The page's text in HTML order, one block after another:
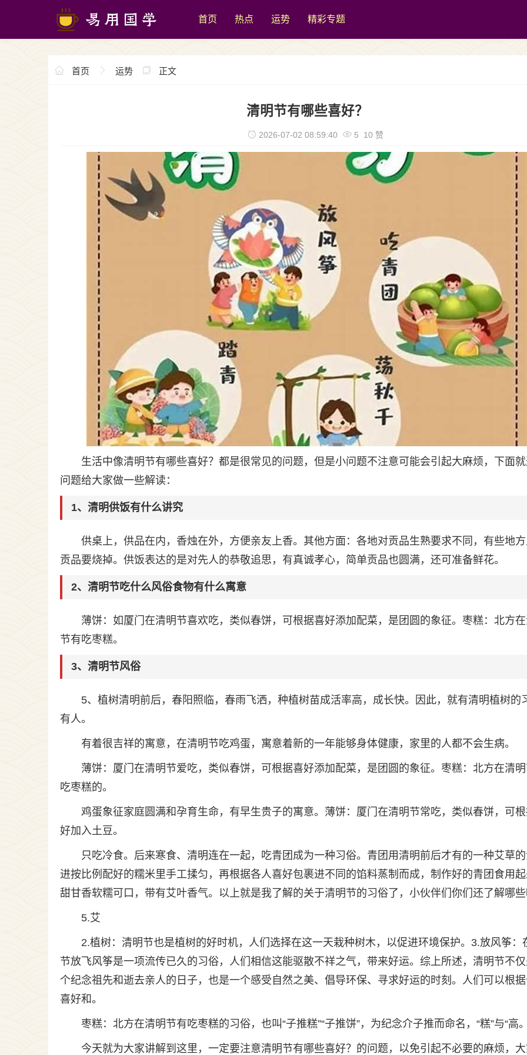
首页 热点 运势 精彩专题
首页 运势 正文
清明节有哪些喜好？
2026-07-02 08:59:40 5 10 赞
生活中像清明节有哪些喜好？都是很常见的问题，但是小问题不注意可能会引起大麻烦，下面
问题给大家做一些解读：
1、清明供饭有什么讲究
供桌上，供品在内，香烛在外，方便亲友上香。其他方面：各地对贡品生熟要求不同，有些地
贡品要烧掉。供饭表达的是对先人的恭敬追思，有真诚孝心，简单贡品也圆满，还可准备鲜花。
2、清明节吃什么风俗食物有什么寓意
薄饼：如厦门在清明节喜欢吃，类似春饼，可根据喜好添加配菜，是团圆的象征。枣糕：北方
节有吃枣糕。
3、清明节风俗
5、植树清明前后，春阳照临，春雨飞洒，种植树苗成活率高，成长快。因此，就有清明植树的
有人。
有着很吉祥的寓意，在清明节吃鸡蛋，寓意着新的一年能够身体健康，家里的人都不会生病。
薄饼：厦门在清明节爱吃，类似春饼，可根据喜好添加配菜，是团圆的象征。枣糕：北方在清
吃枣糕的。
鸡蛋象征家庭圆满和孕育生命，有早生贵子的寓意。薄饼：厦门在清明节常吃，类似春饼，可
好加入土豆。
只吃冷食。后来寒食、清明连在一起，吃青团成为一种习俗。青团用清明前后才有的一种艾草
进按比例配好的糯米里手工揉匀，再根据各人喜好包裹进不同的馅料蒸制而成，制作好的青团食用
甜甘香软糯可口，带有艾叶香气。以上就是我了解的关于清明节的习俗了，小伙伴们你们还了解哪
5.艾
2.植树：清明节也是植树的好时机，人们选择在这一天栽种树木，以促进环境保护。3.放风筝：
节放飞风筝是一项流传已久的习俗，人们相信这能驱散不祥之气，带来好运。综上所述，清明节不
个纪念祖先和逝去亲人的日子，也是一个感受自然之美、倡导环保、寻求好运的时刻。人们可以根
喜好和。
枣糕：北方在清明节有吃枣糕的习俗，也叫“子推糕”“子推饼”，为纪念介子推而命名，“糕”与“高
今天就为大家讲解到这里，一定要注意清明节有哪些喜好？的问题，以免引起不必要的麻烦，